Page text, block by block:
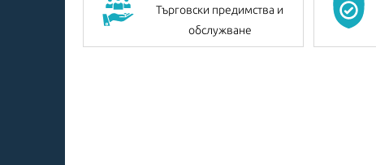
Търговски предимства и
обслужване